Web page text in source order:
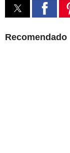
Recomendado